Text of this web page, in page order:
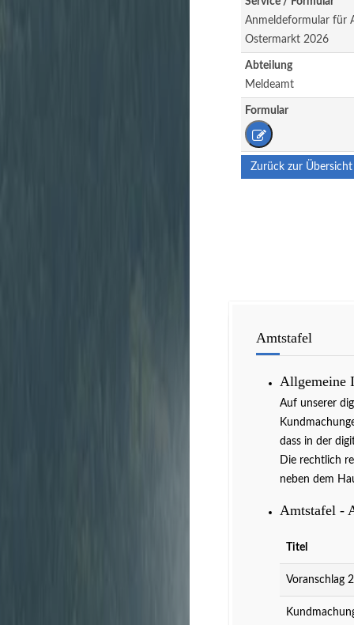
Anmeldeformular für
Ostermarkt 2026
Abteilung
Meldeamt
Formular
Zurück zur Übersicht
Amtstafel
Allgemeine
Auf unserer
dass in der
Die rechtlich
neben dem
Amtstafel -
Titel
Voranschlag